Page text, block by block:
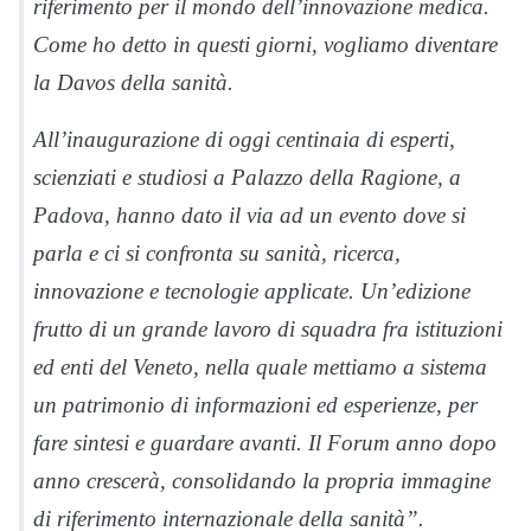
riferimento per il mondo dell’innovazione medica.
Come ho detto in questi giorni, vogliamo diventare
la Davos della sanità.
All’inaugurazione di oggi centinaia di esperti,
scienziati e studiosi a Palazzo della Ragione, a
Padova, hanno dato il via ad un evento dove si
parla e ci si confronta su sanità, ricerca,
innovazione e tecnologie applicate. Un’edizione
frutto di un grande lavoro di squadra fra istituzioni
ed enti del Veneto, nella quale mettiamo a sistema
un patrimonio di informazioni ed esperienze, per
fare sintesi e guardare avanti. Il Forum anno dopo
anno crescerà, consolidando la propria immagine
di riferimento internazionale della sanità”.